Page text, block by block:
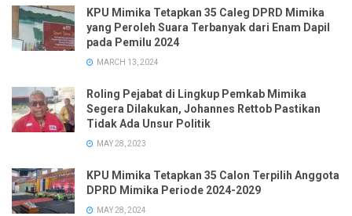
KPU Mimika Tetapkan 35 Caleg DPRD Mimika
yang Peroleh Suara Terbanyak dari Enam Dapil
pada Pemilu 2024
MARCH 13, 2024
Roling Pejabat di Lingkup Pemkab Mimika
Segera Dilakukan, Johannes Rettob Pastikan
Tidak Ada Unsur Politik
MAY 28, 2023
KPU Mimika Tetapkan 35 Calon Terpilih Anggota
DPRD Mimika Periode 2024-2029
MAY 28, 2024